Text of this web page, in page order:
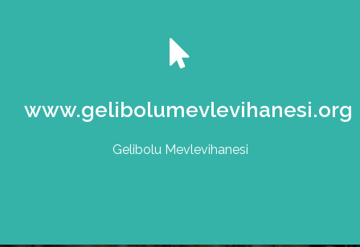
www.gelibolumevlevihanesi.org
Gelibolu Mevlevihanesi